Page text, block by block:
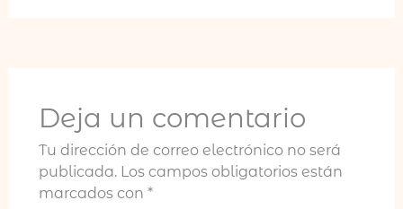
Deja un comentario
Tu dirección de correo electrónico no será
publicada. Los campos obligatorios están
marcados con *